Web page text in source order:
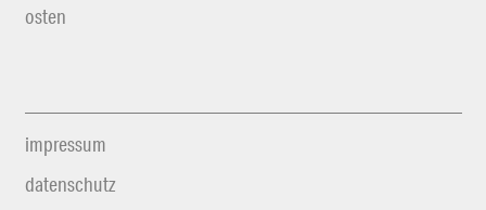
osten
impressum
datenschutz